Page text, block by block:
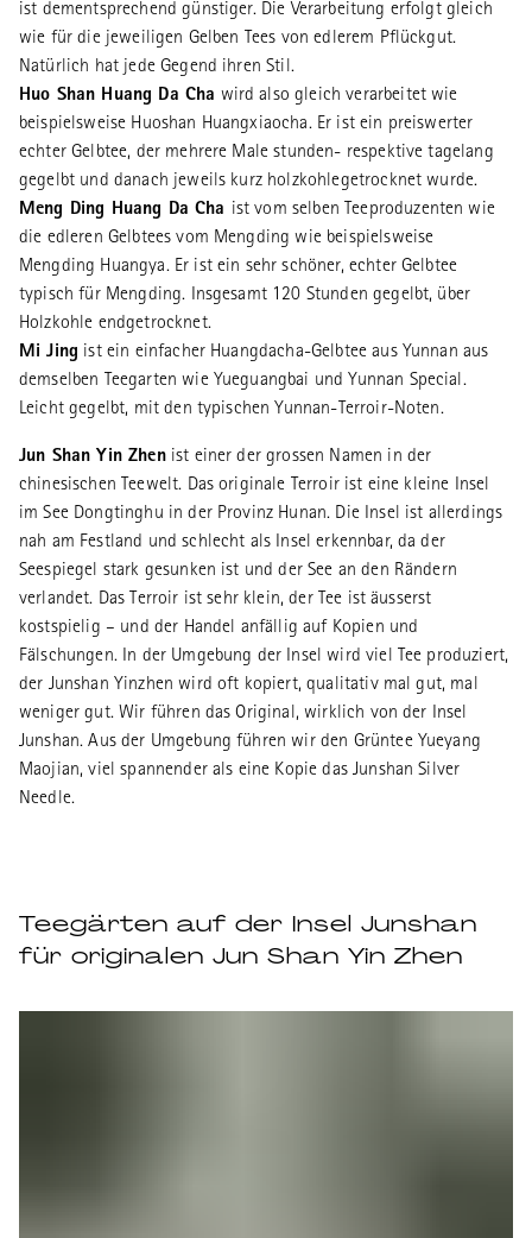
ist dementsprechend günstiger. Die Verarbeitung erfolgt gleich
wie für die jeweiligen Gelben Tees von edlerem Pflückgut.
Natürlich hat jede Gegend ihren Stil.
Huo Shan Huang Da Cha wird also gleich verarbeitet wie
beispielsweise Huoshan Huangxiaocha. Er ist ein preiswerter
echter Gelbtee, der mehrere Male stunden- respektive tagelang
gegelbt und danach jeweils kurz holzkohlegetrocknet wurde.
Meng Ding Huang Da Cha ist vom selben Teeproduzenten wie
die edleren Gelbtees vom Mengding wie beispielsweise
Mengding Huangya. Er ist ein sehr schöner, echter Gelbtee
typisch für Mengding. Insgesamt 120 Stunden gegelbt, über
Holzkohle endgetrocknet.
Mi Jing ist ein einfacher Huangdacha-Gelbtee aus Yunnan aus
demselben Teegarten wie Yueguangbai und Yunnan Special.
Leicht gegelbt, mit den typischen Yunnan-Terroir-Noten.
Jun Shan Yin Zhenist einer der grossen Namen in der
chinesischen Teewelt. Das originale Terroir ist eine kleine Insel
im See Dongtinghu in der Provinz Hunan. Die Insel ist allerdings
nah am Festland und schlecht als Insel erkennbar, da der
Seespiegel stark gesunken ist und der See an den Rändern
verlandet. Das Terroir ist sehr klein, der Tee ist äusserst
kostspielig – und der Handel anfällig auf Kopien und
Fälschungen. In der Umgebung der Insel wird viel Tee produziert,
der Junshan Yinzhen wird oft kopiert, qualitativ mal gut, mal
weniger gut. Wir führen das Original, wirklich von der Insel
Junshan. Aus der Umgebung führen wir den Grüntee Yueyang
Maojian, viel spannender als eine Kopie das Junshan Silver
Needle.
Teegärten auf der Insel Junshan
für originalen Jun Shan Yin Zhen